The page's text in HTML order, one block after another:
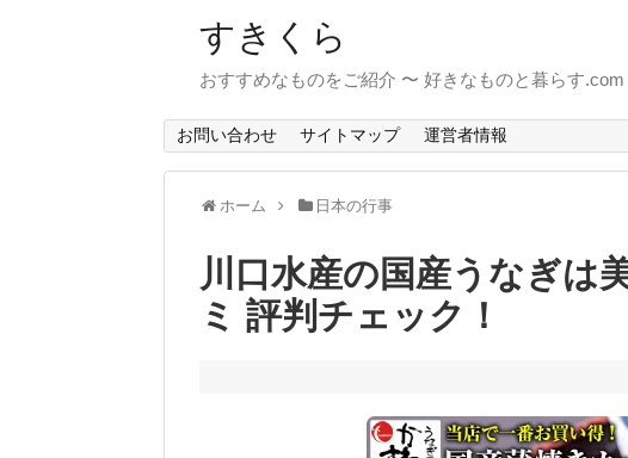
すきくら
おすすめなものをご紹介 〜 好きなものと暮らす.com
お問い合わせ サイトマップ 運営者情報
ホーム 日本の行事
川口水産の国産うなぎは
ミ 評判チェック！